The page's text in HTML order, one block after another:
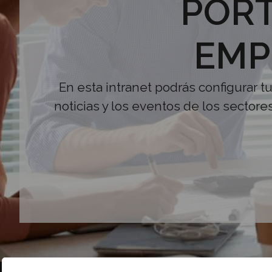
En esta intranet podrás configurar
noticias y los eventos de los